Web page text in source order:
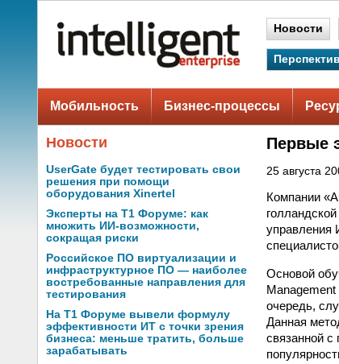
Новости
Мобильность Бизнес-процессы
Новости
UserGate будет тестировать свои
решения при помощи
оборудования Xinertel
Эксперты на Т1 Форуме: как
множить ИИ-возможности,
сокращая риски
Российское ПО виртуализации и
инфраструктурное ПО — наиболее
востребованные направления для
тестирования
На Т1 Форуме вывели формулу
эффективности ИТ с точки зрения
бизнеса: меньше тратить, больше
зарабатывать
Первые
25 августа
Компании
управления
Основой
очередь,
Данная
связанной